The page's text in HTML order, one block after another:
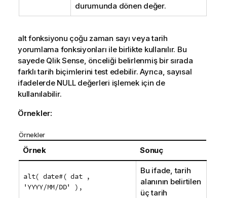
durumunda dönen değer.
altfonksiyonu çoğu zaman sayı veya tarih
yorumlama fonksiyonları ile birlikte kullanılır. Bu
sayede Qlik Sense, önceliği belirlenmiş bir sırada
farklı tarih biçimlerini test edebilir. Ayrıca, sayısal
ifadelerde NULLdeğerleri işlemek için de
kullanılabilir.
Örnekler:
Örnekler
Örnek Sonuç
alt( date#( dat ,
'YYYY/MM/DD' ),
Bu ifade, tarih
alanının belirtilen
üç tarih